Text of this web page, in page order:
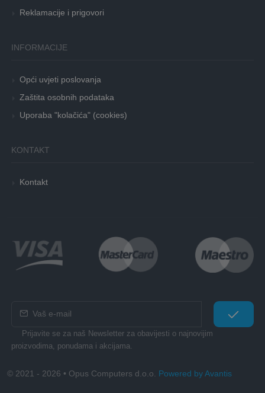
Reklamacije i prigovori
INFORMACIJE
Opći uvjeti poslovanja
Zaštita osobnih podataka
Uporaba "kolačića" (cookies)
KONTAKT
Kontakt
Prijavite se za naš Newsletter za obavijesti o najnovijim
proizvodima, ponudama i akcijama.
© 2021 - 2026 • Opus Computers d.o.o. Powered by Avantis